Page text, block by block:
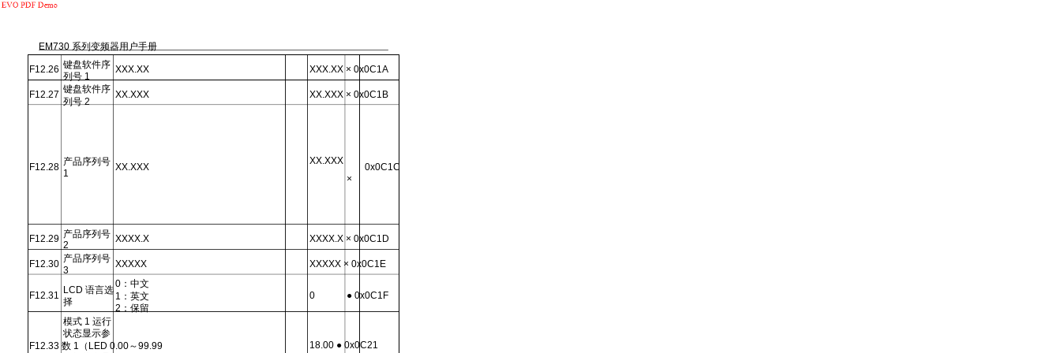
EM730 系列变频器用户手册
键盘软件序
F12.26 XXX.XX
列号 1
键盘软件序
F12.27 XX.XXX
列号 2
产品序列号
F12.28 XX.XXX
1
产品序列号
F12.29 XXXX.X
2
产品序列号
F12.30 XXXXX
3
0：中文
LCD 语言选
F12.31 1：英文
择
2：保留
模式 1 运行
状态显示参
F12.33 数 1（LED 0.00～99.99
XXX.XX × 0x0C1A
XX.XXX × 0x0C1B
XX.XXX
0x0C1C
×
XXXX.X × 0x0C1D
XXXXX × 0x0C1E
0 ● 0x0C1F
18.00 ● 0x0C21